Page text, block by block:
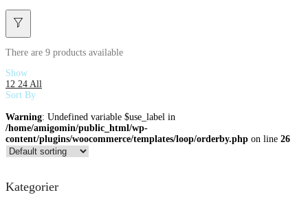
There are 9 products available
Show
12 24 All
Sort By
Warning: Undefined variable $use_label in
/home/amigomin/public_html/wp-
content/plugins/woocommerce/templates/loop/orderby.php on line 26
Kategorier